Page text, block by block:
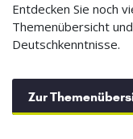
Entdecken Sie noch
Themenübersicht
Deutschkenntnisse.
Zur